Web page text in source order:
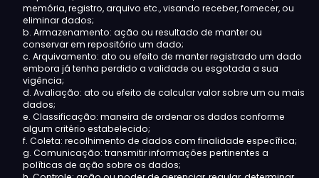
memória, registro, arquivo etc., visando receber, fornecer, ou
eliminar dados;
b. Armazenamento: ação ou resultado de manter ou
conservar em repositório um dado;
c. Arquivamento: ato ou efeito de manter registrado um dado
embora já tenha perdido a validade ou esgotada a sua
vigência;
d. Avaliação: ato ou efeito de calcular valor sobre um ou mais
dados;
e. Classificação: maneira de ordenar os dados conforme
algum critério estabelecido;
f. Coleta: recolhimento de dados com finalidade específica;
g. Comunicação: transmitir informações pertinentes a
políticas de ação sobre os dados;